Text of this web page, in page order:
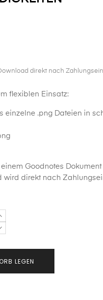
direkt nach
flexiblen Einsatz:
einzelne .png Dateien in
Goodnotes Dokument
wird direkt nach
LEGEN